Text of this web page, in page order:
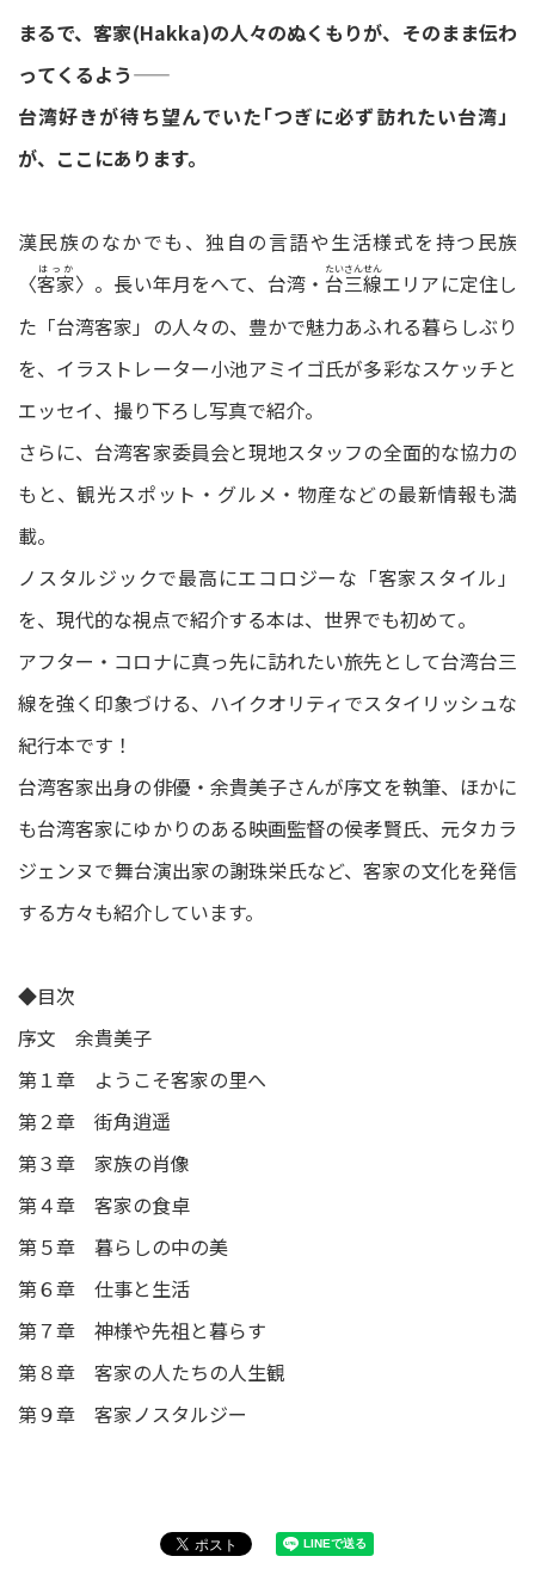
まるで、客家(Hakka)の人々のぬくもりが、そのまま伝わ
ってくるよう――
台湾好きが待ち望んでいた｢つぎに必ず訪れたい台湾」
が、ここにあります。
漢民族のなかでも、独自の言語や生活様式を持つ民族
〈客家
はっか 〉。長い年月をへて、台湾・ 台三線
たいさんせんエリアに定住し
た「台湾客家」の人々の、豊かで魅力あふれる暮らしぶり
を、イラストレーター小池アミイゴ氏が多彩なスケッチと
エッセイ、撮り下ろし写真で紹介。
さらに、台湾客家委員会と現地スタッフの全面的な協力の
もと、観光スポット・グルメ・物産などの最新情報も満
載。
ノスタルジックで最高にエコロジーな「客家スタイル」
を、現代的な視点で紹介する本は、世界でも初めて。
アフター・コロナに真っ先に訪れたい旅先として台湾台三
線を強く印象づける、ハイクオリティでスタイリッシュな
紀行本です！
台湾客家出身の俳優・余貴美子さんが序文を執筆、ほかに
も台湾客家にゆかりのある映画監督の侯孝賢氏、元タカラ
ジェンヌで舞台演出家の謝珠栄氏など、客家の文化を発信
する方々も紹介しています。
◆目次
序文 余貴美子
第１章 ようこそ客家の里へ
第２章 街角逍遥
第３章 家族の肖像
第４章 客家の食卓
第５章 暮らしの中の美
第６章 仕事と生活
第７章 神様や先祖と暮らす
第８章 客家の人たちの人生観
第９章 客家ノスタルジー